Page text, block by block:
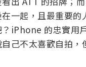
一起，且最重要
iPhone 的忠實用
己不太喜歡自拍